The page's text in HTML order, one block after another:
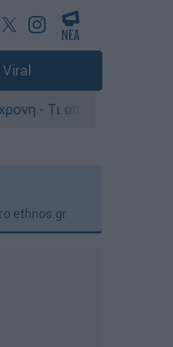
Viral
στους αστυνομικούς
ethnos.gr.